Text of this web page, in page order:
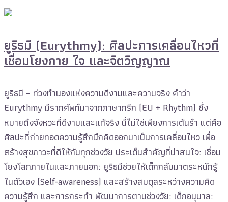
ยูริธมี (Eurythmy): ศิลปะการเคลื่อนไหวที่
เชื่อมโยงกาย ใจ และจิตวิญญาณ
ยูริธมี – ท่วงทำนองแห่งความดีงามและความจริง คำว่า
Eurythmy มีรากศัพท์มาจากภาษากรีก (EU + Rhythm) ซึ่ง
หมายถึงจังหวะที่ดีงามและแท้จริง นี่ไม่ใช่เพียงการเต้นรำ แต่คือ
ศิลปะที่ถ่ายทอดความรู้สึกนึกคิดออกมาเป็นการเคลื่อนไหว เพื่อ
สร้างสุขภาวะที่ดีให้กับทุกช่วงวัย ประเด็นสำคัญที่น่าสนใจ: เชื่อม
โยงโลกภายในและภายนอก: ยูริธมีช่วยให้เด็กกลับมาตระหนักรู้
ในตัวเอง (Self-awareness) และสร้างสมดุลระหว่างความคิด
ความรู้สึก และการกระทำ พัฒนาการตามช่วงวัย: เด็กอนุบาล: